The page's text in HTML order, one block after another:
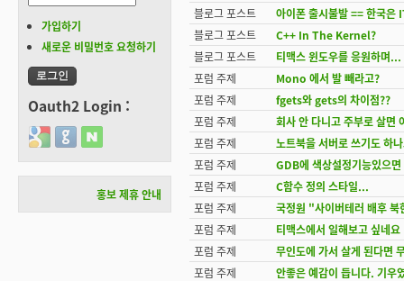
블로그 포스트
아이폰 출시불발 == 한국은
블로그 포스트
C++ In The Kernel?
블로그 포스트
티맥스 윈도우를 응원하며...
포럼 주제
Mono 에서 발 빼라고?
포럼 주제
fgets와 gets의 차이점??
포럼 주제
회사 안 다니고 주부로 살면
포럼 주제
노트북을 서버로 쓰기도 하
포럼 주제
GDB에 색상설정기능있으
포럼 주제
C함수 정의 스타일...
포럼 주제
국정원 "사이버테러 배후
포럼 주제
티맥스에서 일해보고 싶네요
포럼 주제
무인도에 가서 살게 된다면
포럼 주제
안좋은 예감이 듭니다. 기우
가입하기
새로운 비밀번호 요청하기
Oauth2 Login :
Login with Google
Login with GitHub
Login with Naver
홍보 제휴 안내